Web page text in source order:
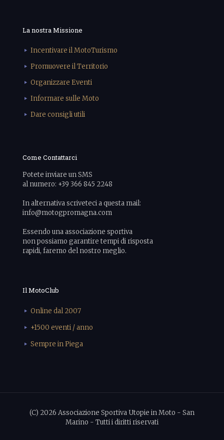
La nostra Missione
Incentivare il MotoTurismo
Promuovere il Territorio
Organizzare Eventi
Informare sulle Moto
Dare consigli utili
Come Contattarci
Potete inviare un SMS
al numero: +39 366 845 2248
In alternativa scriveteci a questa mail:
info@motogpromagna.com
Essendo una associazione sportiva
non possiamo garantire tempi di risposta
rapidi, faremo del nostro meglio.
Il MotoClub
Online dal 2007
+1500 eventi / anno
Sempre in Piega
(C) 2026 Associazione Sportiva Utopie in Moto - San
Marino - Tutti i diritti riservati